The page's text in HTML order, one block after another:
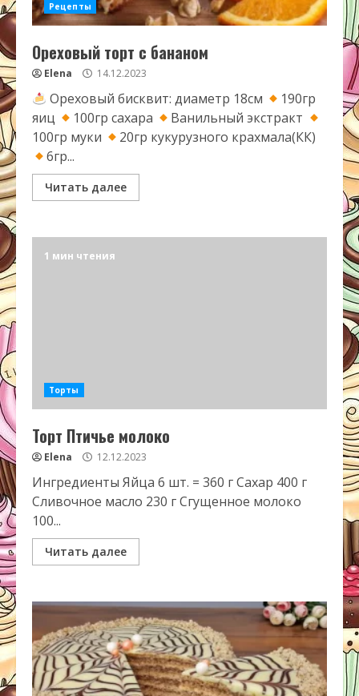
Рецепты
Ореховый торт с бананом
Elena 14.12.2023
Ореховый бисквит: диаметр 18см
190гр
яиц
100гр сахара
Ванильный экстракт
100гр муки
20гр кукурузного крахмала(КК)
6гр...
Читать далее
1 мин чтения
Торты
Торт Птичье молоко
Elena 12.12.2023
Ингредиенты Яйца 6 шт. = 360 г Сахар 400 г
Сливочное масло 230 г Сгущенное молоко
100...
Читать далее